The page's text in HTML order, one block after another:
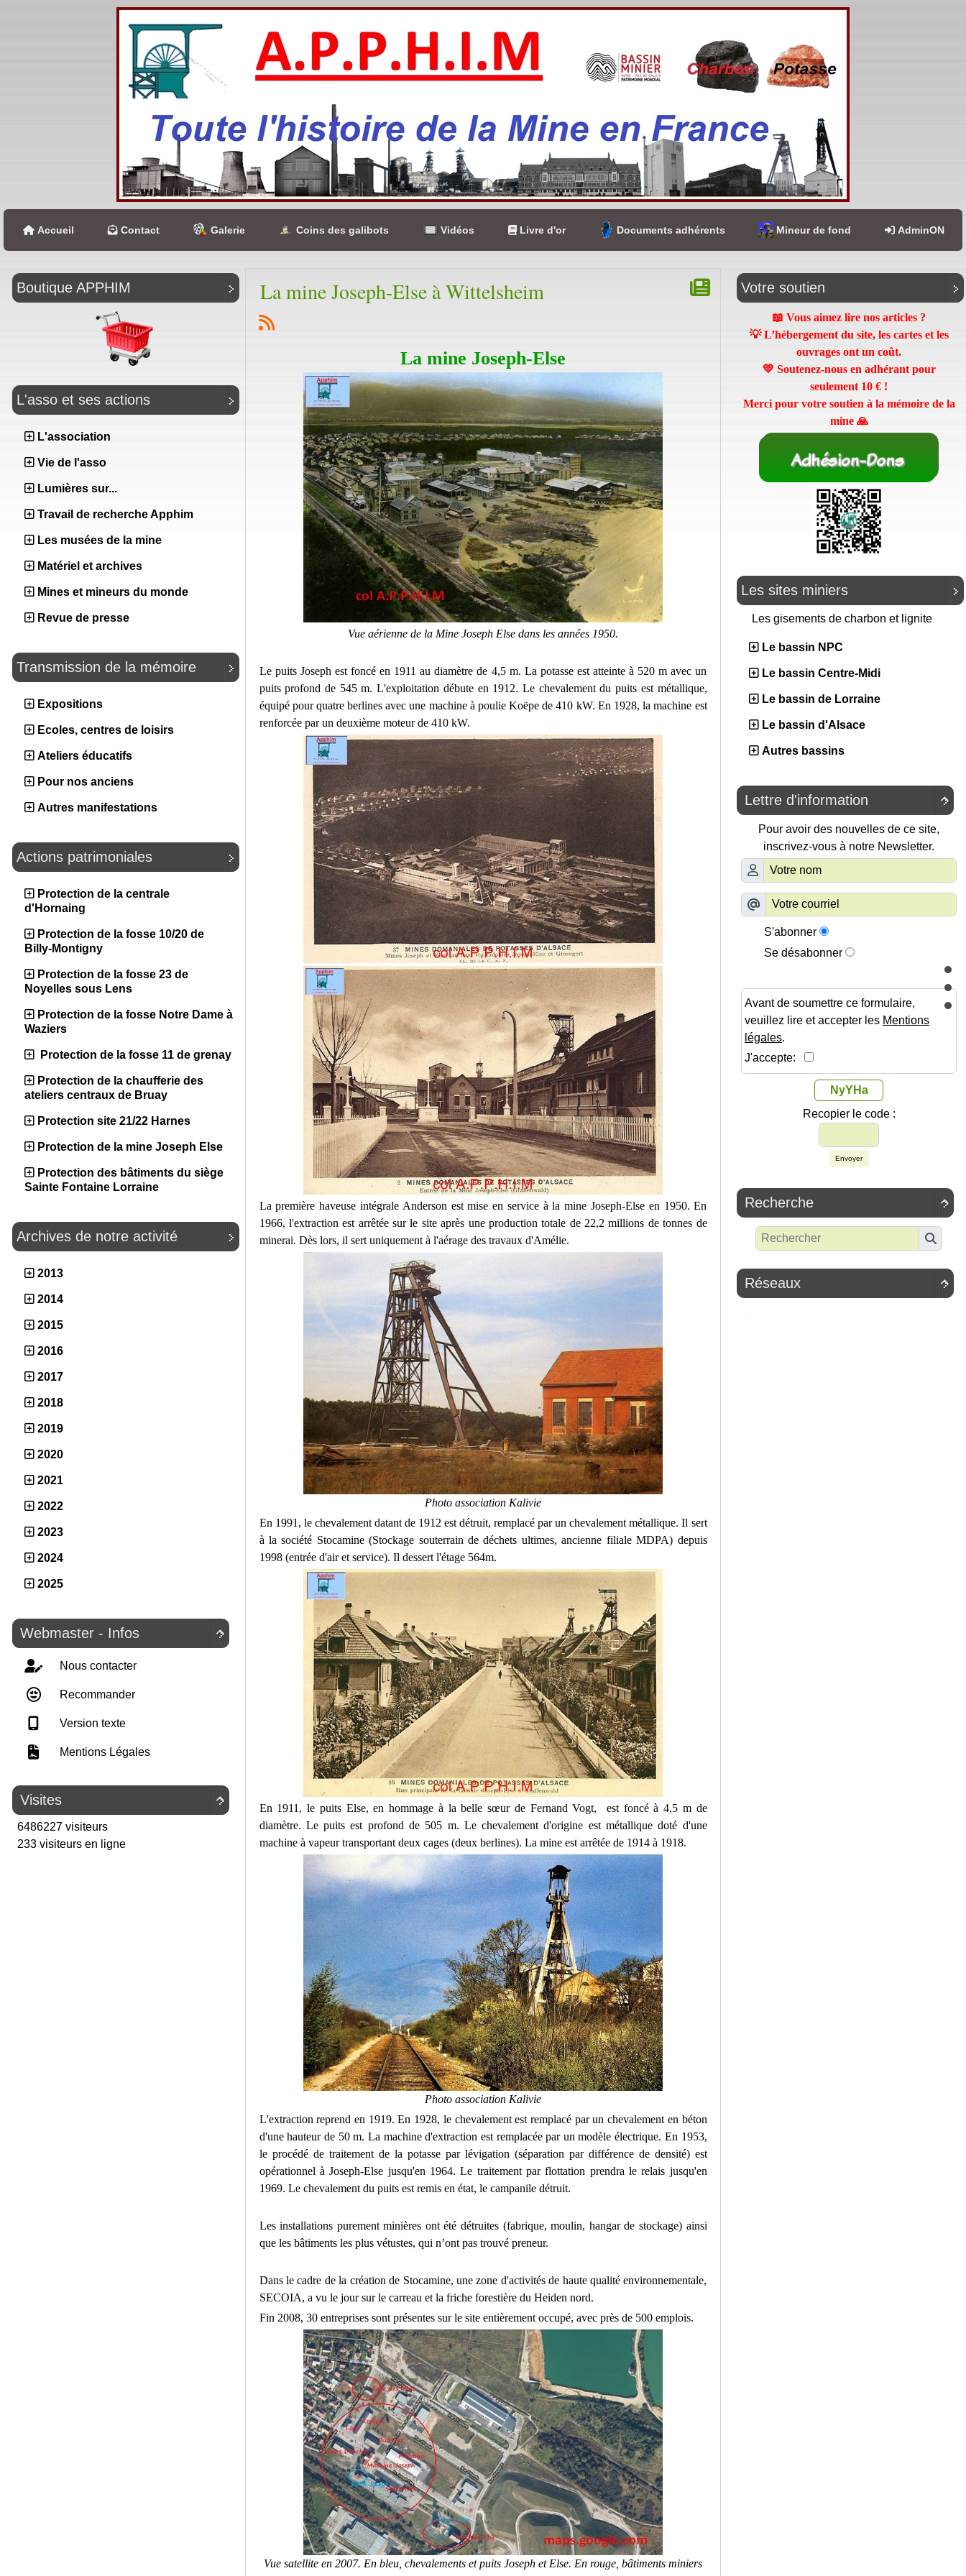
Accueil Contact Galerie Coins des galibots Vidéos Livre d'or Documents adhérents Mineur de fond AdminON
Boutique APPHIM
L'asso et ses actions
L'association
Vie de l'asso
Lumières sur...
Travail de recherche Apphim
Les musées de la mine
Matériel et archives
Mines et mineurs du monde
Revue de presse
Transmission de la mémoire
Expositions
Ecoles, centres de loisirs
Ateliers éducatifs
Pour nos anciens
Autres manifestations
Actions patrimoniales
Protection de la centrale
d'Hornaing
Protection de la fosse 10/20 de
Billy-Montigny
Protection de la fosse 23 de
Noyelles sous Lens
Protection de la fosse Notre Dame à
Waziers
Protection de la fosse 11 de grenay
Protection de la chaufferie des
ateliers centraux de Bruay
Protection site 21/22 Harnes
Protection de la mine Joseph Else
Protection des bâtiments du siège
Sainte Fontaine Lorraine
Archives de notre activité
2013
2014
2015
2016
2017
2018
2019
2020
2021
2022
2023
2024
2025

Webmaster - Infos
Nous contacter
Recommander
Version texte
Mentions Légales

Visites
6486227 visiteurs
233 visiteurs en ligne
La mine Joseph-Else à Wittelsheim
La mine Joseph-Else
Vue aérienne de la Mine Joseph Else dans les années 1950.
Le puits Joseph est foncé en 1911 au diamètre de 4,5 m. La potasse est atteinte à 520 m avec un
puits profond de 545 m. L'exploitation débute en 1912. Le chevalement du puits est métallique,
équipé pour quatre berlines avec une machine à poulie Koëpe de 410 kW. En 1928, la machine est
renforcée par un deuxième moteur de 410 kW.
La première haveuse intégrale Anderson est mise en service à la mine Joseph-Else en 1950. En
1966, l'extraction est arrêtée sur le site après une production totale de 22,2 millions de tonnes de
minerai. Dès lors, il sert uniquement à l'aérage des travaux d'Amélie.
Photo association Kalivie
En 1991, le chevalement datant de 1912 est détruit, remplacé par un chevalement métallique. Il sert
à la société Stocamine (Stockage souterrain de déchets ultimes, ancienne filiale MDPA) depuis
1998 (entrée d'air et service). Il dessert l'étage 564m.
En 1911, le puits Else, en hommage à la belle sœur de Fernand Vogt, est foncé à 4,5 m de
diamètre. Le puits est profond de 505 m. Le chevalement d'origine est métallique doté d'une
machine à vapeur transportant deux cages (deux berlines). La mine est arrêtée de 1914 à 1918.
Photo association Kalivie
L'extraction reprend en 1919. En 1928, le chevalement est remplacé par un chevalement en béton
d'une hauteur de 50 m. La machine d'extraction est remplacée par un modèle électrique. En 1953,
le procédé de traitement de la potasse par lévigation (séparation par différence de densité) est
opérationnel à Joseph-Else jusqu'en 1964. Le traitement par flottation prendra le relais jusqu'en
1969. Le chevalement du puits est remis en état, le campanile détruit.
Les installations purement minières ont été détruites (fabrique, moulin, hangar de stockage) ainsi
que les bâtiments les plus vétustes, qui n’ont pas trouvé preneur.
Dans le cadre de la création de Stocamine, une zone d'activités de haute qualité environnementale,
SECOIA, a vu le jour sur le carreau et la friche forestière du Heiden nord.
Fin 2008, 30 entreprises sont présentes sur le site entièrement occupé, avec près de 500 emplois.
Vue satellite en 2007. En bleu, chevalements et puits Joseph et Else. En rouge, bâtiments miniers
Votre soutien
📖 Vous aimez lire nos articles ?
💡 L’hébergement du site, les cartes et les
ouvrages ont un coût.
💛 Soutenez-nous en adhérant pour
seulement 10 € !
Merci pour votre soutien à la mémoire de la
mine 🙏
Les sites miniers
Les gisements de charbon et lignite
Le bassin NPC
Le bassin Centre-Midi
Le bassin de Lorraine
Le bassin d'Alsace
Autres bassins

Lettre d'information
Pour avoir des nouvelles de ce site,
inscrivez-vous à notre Newsletter.
S'abonner
Se désabonner
Avant de soumettre ce formulaire,
veuillez lire et accepter les Mentions
légales.
J'accepte:
NyYHa
Recopier le code :
Envoyer

Recherche

Réseaux